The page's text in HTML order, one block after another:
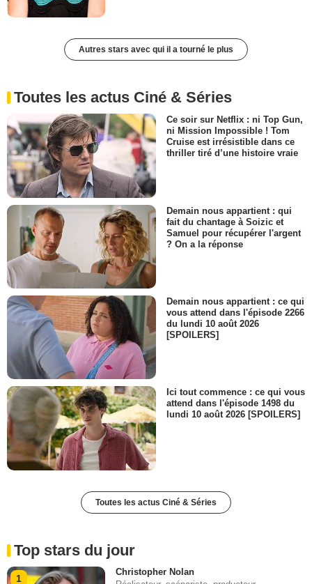
Autres stars avec qui il a tourné le plus
Toutes les actus Ciné & Séries
Ce soir sur Netflix : ni Top Gun,
ni Mission Impossible ! Tom
Cruise est irrésistible dans ce
thriller tiré d’une histoire vraie
Demain nous appartient : qui
fait du chantage à Soizic et
Samuel pour récupérer l'argent
? On a la réponse
Demain nous appartient : ce qui
vous attend dans l'épisode 2266
du lundi 10 août 2026
[SPOILERS]
Ici tout commence : ce qui vous
attend dans l'épisode 1498 du
lundi 10 août 2026 [SPOILERS]
Toutes les actus Ciné & Séries
Top stars du jour
1
Christopher Nolan